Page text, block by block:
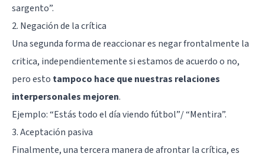
sargento”.
2. Negación de la crítica
Una segunda forma de reaccionar es negar frontalmente la
critica, independientemente si estamos de acuerdo o no,
pero esto tampoco hace que nuestras relaciones
interpersonales mejoren.
Ejemplo: “Estás todo el día viendo fútbol”/ “Mentira”.
3. Aceptación pasiva
Finalmente, una tercera manera de afrontar la crítica, es